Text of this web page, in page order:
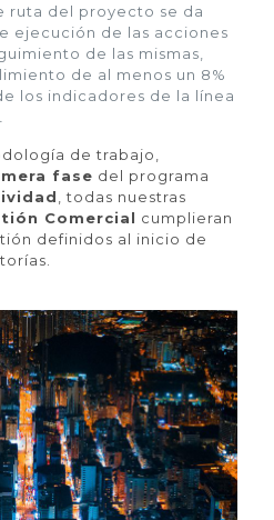
ruta del proyecto se da
ejecución de las acciones
de las mismas,
de al menos un 8%
los indicadores de la línea
de trabajo,
fase del programa
,todas nuestras
Comercial cumplieran
definidos al inicio de